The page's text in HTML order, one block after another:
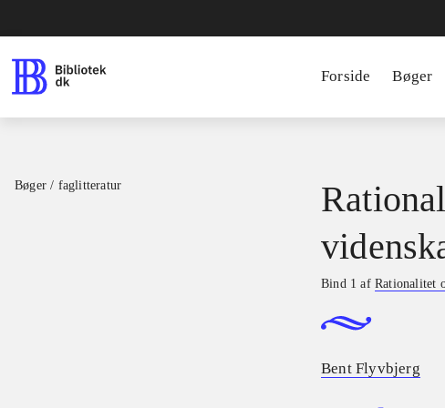
Forside Bøger
Bøger / faglitteratur
Bind 1 afRationalitet
Bent Flyvbjerg